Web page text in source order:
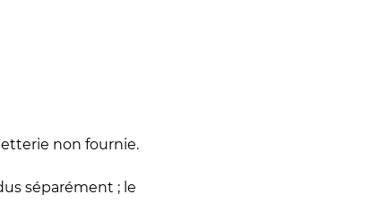
non fournie.
séparément ; le